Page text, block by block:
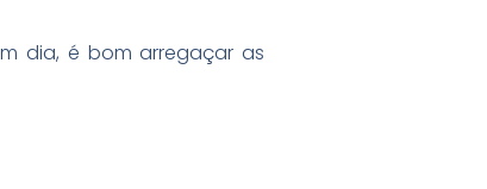
dia, é bom arregaçar as